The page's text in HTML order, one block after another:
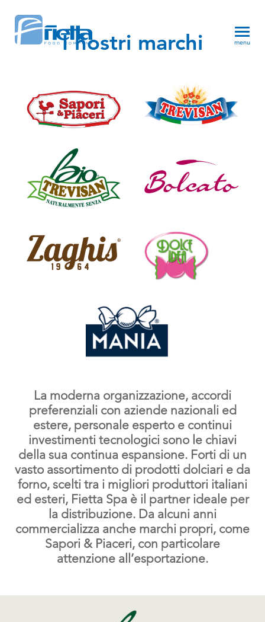
menu
I nostri marchi
La moderna organizzazione, accordi
preferenziali con aziende nazionali ed
estere, personale esperto e continui
investimenti tecnologici sono le chiavi
della sua continua espansione. Forti di un
vasto assortimento di prodotti dolciari e da
forno, scelti tra i migliori produttori italiani
ed esteri, Fietta Spa è il partner ideale per
la distribuzione. Da alcuni anni
commercializza anche marchi propri, come
Sapori & Piaceri, con particolare
attenzione all’esportazione.